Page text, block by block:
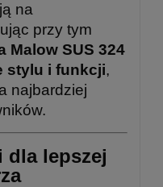
na
przy tym
Malow SUS 324
stylu i funkcji,
najbardziej
dla lepszej